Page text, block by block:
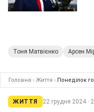
Тоня Матвієнко Арсен
Головна › Життя › Понеділок
ЖИТТЯ 22 грудня 2024 ·